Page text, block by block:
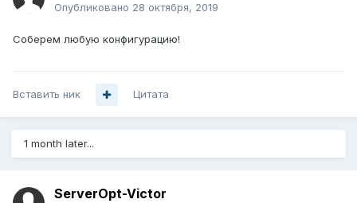
Опубликовано 28 октября, 2019
Соберем любую конфигурацию!
Вставить ник Цитата
1 month later...
ServerOpt-Victor